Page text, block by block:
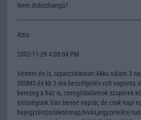
Nem dobozhangú?
Attis
2002-11-29 4:08:04 PM
Vettem én is, tapasztalataim:Akku nálam 3
30SMS és kb 2 óra beszélgetés volt
berezeg a ház is, csengõdallamok szuperek
erösségüek.Van benne naptár, de csak napi
bejegyzést(születésnap,hivás,jegyzetelés)